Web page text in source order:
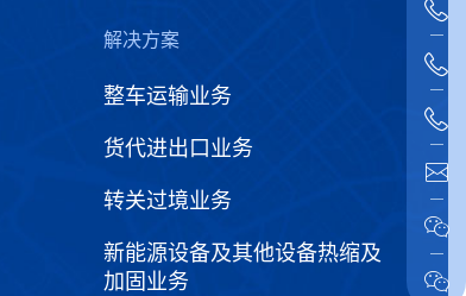
解决方案
整车运输业务
货代进出口业务
转关过境业务
新能源设备及其他设备热缩及
加固业务